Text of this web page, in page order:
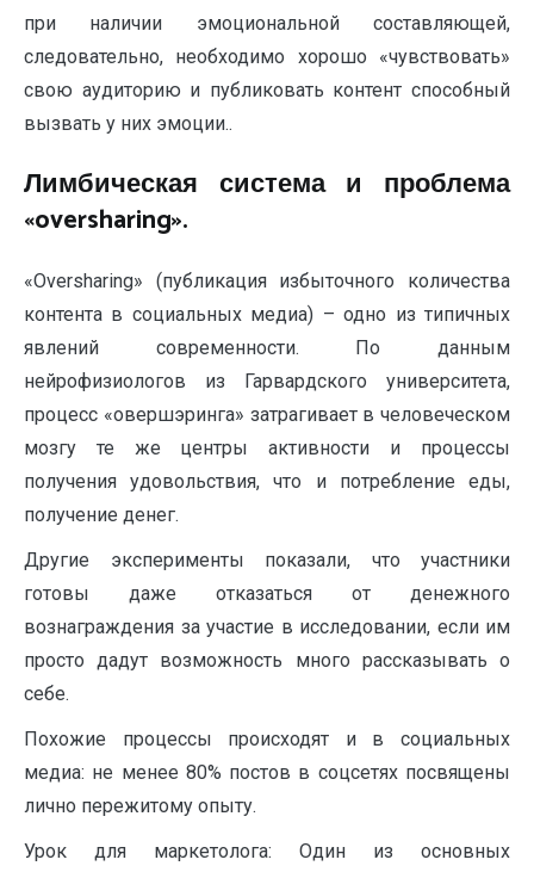
при наличии эмоциональной составляющей,
следовательно, необходимо хорошо «чувствовать»
свою аудиторию и публиковать контент способный
вызвать у них эмоции..
Лимбическая система и проблема
«oversharing».
«Oversharing» (публикация избыточного количества
контента в социальных медиа) – одно из типичных
явлений современности. По данным
нейрофизиологов из Гарвардского университета,
процесс «овершэринга» затрагивает в человеческом
мозгу те же центры активности и процессы
получения удовольствия, что и потребление еды,
получение денег.
Другие эксперименты показали, что участники
готовы даже отказаться от денежного
вознаграждения за участие в исследовании, если им
просто дадут возможность много рассказывать о
себе.
Похожие процессы происходят и в социальных
медиа: не менее 80% постов в соцсетях посвящены
лично пережитому опыту.
Урок для маркетолога: Один из основных